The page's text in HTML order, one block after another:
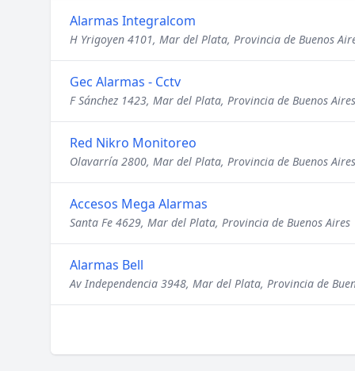
Alarmas Integralcom
H Yrigoyen 4101, Mar del Plata, Provincia de Buenos
Gec Alarmas - Cctv
F Sánchez 1423, Mar del Plata, Provincia de Buenos Aires
Red Nikro Monitoreo
Olavarría 2800, Mar del Plata, Provincia de Buenos Aires
Accesos Mega Alarmas
Santa Fe 4629, Mar del Plata, Provincia de Buenos Aires
Alarmas Bell
Av Independencia 3948, Mar del Plata, Provincia de